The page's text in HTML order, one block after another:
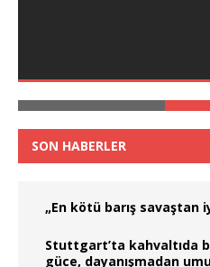
SON HABERLER
„En kötü barış savaştan
Stuttgart’ta kahvaltıda
güce, dayanışmadan